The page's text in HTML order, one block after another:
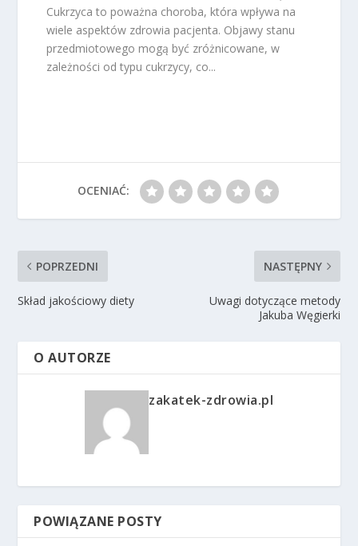
Cukrzyca to poważna choroba, która wpływa na
wiele aspektów zdrowia pacjenta. Objawy stanu
przedmiotowego mogą być zróżnicowane, w
zależności od typu cukrzycy, co...
OCENIAĆ:
POPRZEDNI
Skład jakościowy diety
NASTĘPNY
Uwagi dotyczące metody
Jakuba Węgierki
O AUTORZE
zakatek-zdrowia.pl
POWIĄZANE POSTY